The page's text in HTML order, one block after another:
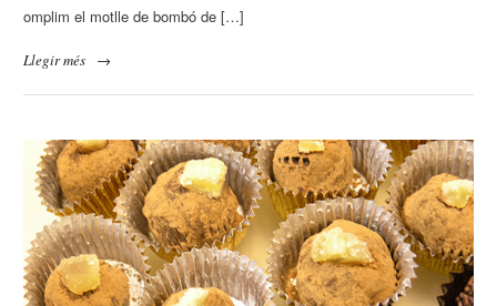
omplim el motlle de bombó de […]
Llegir més →